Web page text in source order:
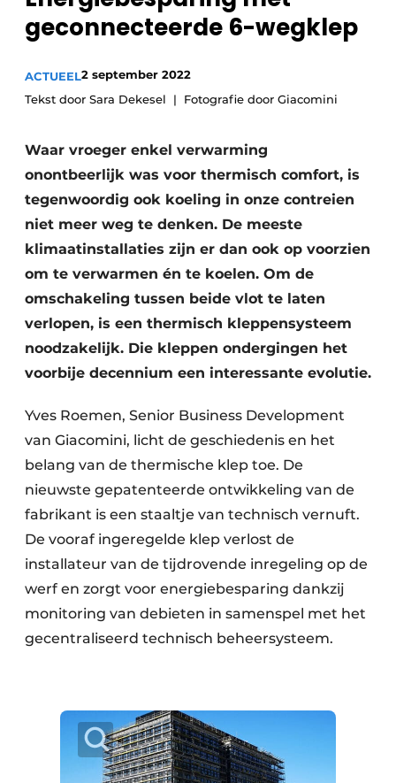
Vacature aanmelden
Video’s
Sanitair
Binnenklimaat
Brandbeveiliging
Ventilatie
Warmtepompen
geconnecteerde 6-wegklep
ACTUEEL2 september 2022
Tekst door Sara Dekesel
Fotografie door Giacomini
Waar vroeger enkel verwarming
onontbeerlijk was voor thermisch comfort, is
tegenwoordig ook koeling in onze contreien
niet meer weg te denken. De meeste
klimaatinstallaties zijn er dan ook op voorzien
om te verwarmen én te koelen. Om de
omschakeling tussen beide vlot te laten
verlopen, is een thermisch kleppensysteem
noodzakelijk. Die kleppen ondergingen het
voorbije decennium een interessante evolutie.
Yves Roemen, Senior Business Development
van Giacomini, licht de geschiedenis en het
belang van de thermische klep toe. De
nieuwste gepatenteerde ontwikkeling van de
fabrikant is een staaltje van technisch vernuft.
De vooraf ingeregelde klep verlost de
installateur van de tijdrovende inregeling op de
werf en zorgt voor energiebesparing dankzij
monitoring van debieten in samenspel met het
gecentraliseerd technisch beheersysteem.